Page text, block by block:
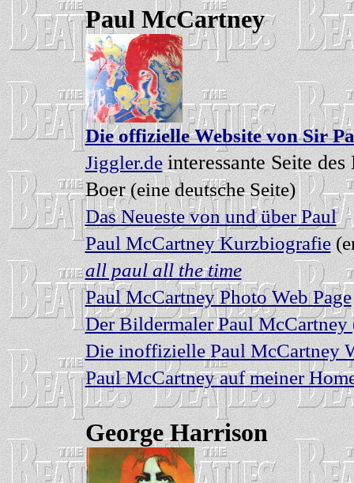
Paul McCartney
Die offizielle Website von Sir
Jiggler.de interessante Seite
Boer(eine deutsche Seite)
Das Neueste von und über Paul
Paul McCartney Kurzbiografie
all paul all the time
Paul McCartney Photo Web Page
Der Bildermaler Paul
Die inoffizielle Paul McCartney
Paul McCartney auf meiner
George Harrison